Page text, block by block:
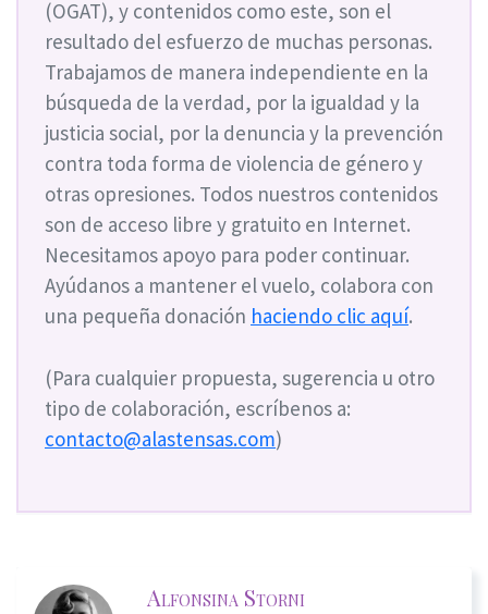
(OGAT), y contenidos como este, son el
resultado del esfuerzo de muchas personas.
Trabajamos de manera independiente en la
búsqueda de la verdad, por la igualdad y la
justicia social, por la denuncia y la prevención
contra toda forma de violencia de género y
otras opresiones. Todos nuestros contenidos
son de acceso libre y gratuito en Internet.
Necesitamos apoyo para poder continuar.
Ayúdanos a mantener el vuelo, colabora con
una pequeña donación haciendo clic aquí.
(Para cualquier propuesta, sugerencia u otro
tipo de colaboración, escríbenos a:
contacto@alastensas.com)
Alfonsina Storni